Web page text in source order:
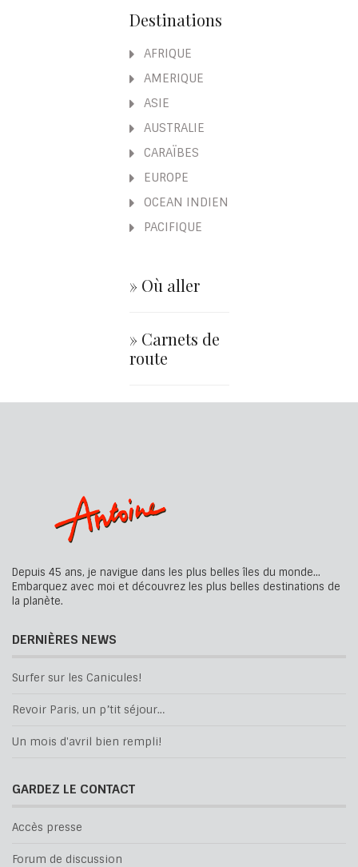
Destinations
AFRIQUE
AMERIQUE
ASIE
AUSTRALIE
CARAÏBES
EUROPE
OCEAN INDIEN
PACIFIQUE
» Où aller
» Carnets de
route
Depuis 45 ans, je navigue dans les plus belles îles du monde...
Embarquez avec moi et découvrez les plus belles destinations de
la planète.
DERNIÈRES NEWS
Surfer sur les Canicules!
Revoir Paris, un p’tit séjour…
Un mois d'avril bien rempli!
GARDEZ LE CONTACT
Accès presse
Forum de discussion